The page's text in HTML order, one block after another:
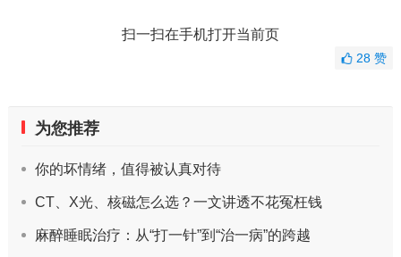
扫一扫在手机打开当前页
28赞
为您推荐
你的坏情绪，值得被认真对待
CT、X光、核磁怎么选？一文讲透不花冤枉钱
麻醉睡眠治疗：从“打一针”到“治一病”的跨越